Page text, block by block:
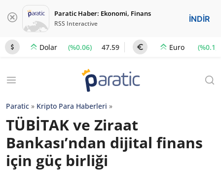
Paratic Haber: Ekonomi, Finans
RSS Interactive İNDİR
Dolar (%0.06) 47.59 Euro (%0.1)
Paratic » Kripto Para Haberleri »
TÜBİTAK ve Ziraat
Bankası’ndan dijital finans
için güç birliği